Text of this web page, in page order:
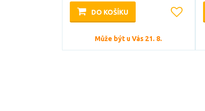
DO KOŠÍKU
Může být u Vás 21. 8.